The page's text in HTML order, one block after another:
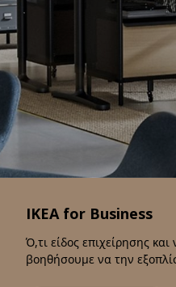
IKEA for Business
Ό,τι είδος επιχείρησης
βοηθήσουμε να την